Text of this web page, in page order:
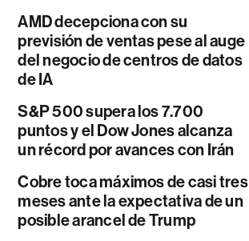
AMD decepciona con su
previsión de ventas pese al auge
del negocio de centros de datos
de IA
S&P 500 supera los 7.700
puntos y el Dow Jones alcanza
un récord por avances con Irán
Cobre toca máximos de casi tres
meses ante la expectativa de un
posible arancel de Trump